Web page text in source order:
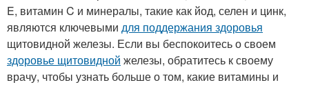
E, витамин C и минералы, такие как йод, селен и цинк,
являются ключевыми для поддержания здоровья
щитовидной железы. Если вы беспокоитесь о своем
здоровье щитовидной железы, обратитесь к своему
врачу, чтобы узнать больше о том, какие витамины и